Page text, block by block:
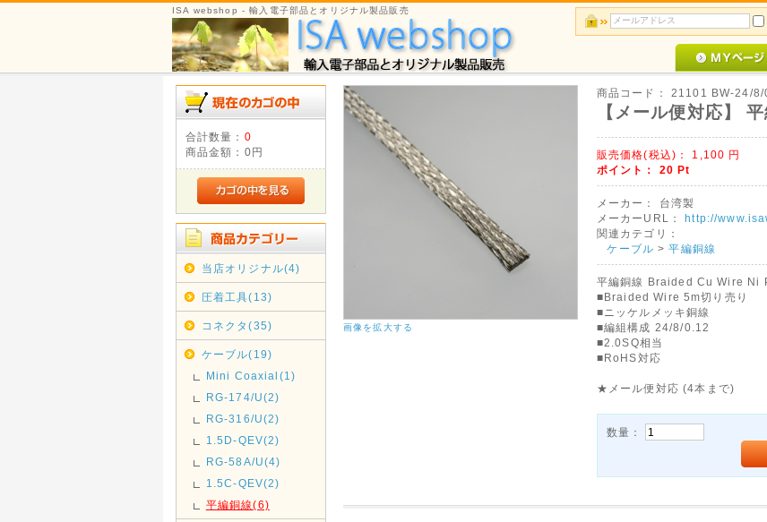
ISA webshop - 輸入電子部品とオリジナル製品販売
合計数量： 0
商品金額： 0円
当店オリジナル(4)
圧着工具(13)
コネクタ(35)
ケーブル(19)
Mini Coaxial(1)
RG-174/U(2)
RG-316/U(2)
1.5D-QEV(2)
RG-58A/U(4)
1.5C-QEV(2)
平編銅線(6)
画像を拡大する
商品コード： 21101 BW-24/8/
【メール便対応】
販売価格(税込)： 1,100 円
ポイント： 20 Pt
メーカー：
台湾製
メーカーURL：
http://
関連カテゴリ：
ケーブル >平編銅線
平編銅線 Braided Cu Wire Ni
■Braided Wire 5m切り売り
■ニッケルメッキ銅線
■編組構成 24/8/0.12
■2.0SQ相当
■RoHS対応
★メール便対応 (4本まで)
数量：